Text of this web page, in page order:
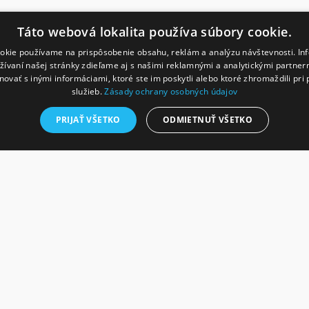
Sporthalle
Die gebogene HUPRO-
passives Gebäude
feststellen, dass der
übertroffen hat. Wir
Táto webová lokalita používa súbory cookie.
používame na prispôsobenie obsahu, reklám a analýzu návštevnosti.
našej stránky zdieľame aj s našimi reklamnými a analytickými
s inými informáciami, ktoré ste im poskytli alebo ktoré zhromaždili pri
služieb.Zásady ochrany osobných údajov
PRIJAŤ VŠETKO ODMIETNUŤ VŠETKO